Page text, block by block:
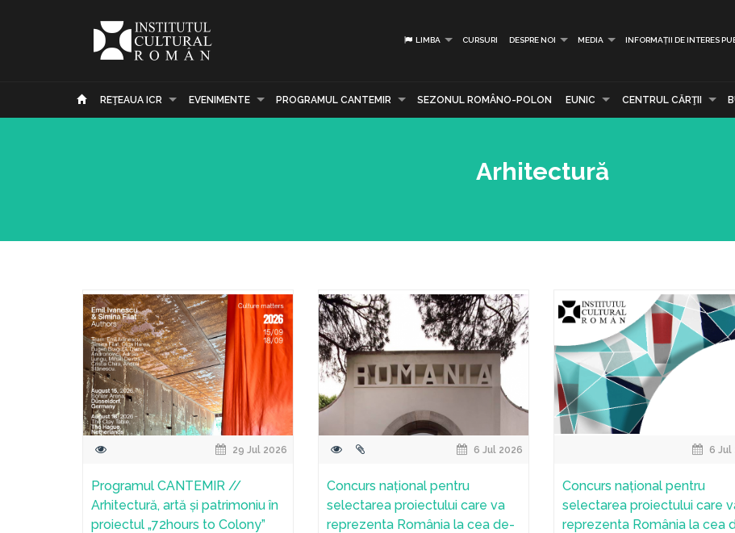
LIMBA CURSURI DESPRE NOI MEDIA INFORMAȚII DE INTERES
REŢEAUA ICR EVENIMENTE PROGRAMUL CANTEMIR SEZONUL ROMÂNO-POLON EUNIC CENTRUL CĂRŢII
Arhitectură
29 Jul 2026
Programul CANTEMIR //
Arhitectură, artă și patrimoniu în
proiectul „72hours to Colony”
6 Jul 2026
Concurs național pentru
selectarea proiectului care va
reprezenta România la cea de-
6 Jul
Concurs național pentru
selectarea proiectului care
reprezenta România la cea